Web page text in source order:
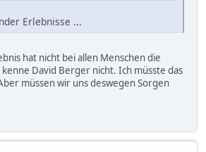
Erlebnisse ...
hat nicht bei allen Menschen die
David Berger nicht. Ich müsste das
müssen wir uns deswegen Sorgen